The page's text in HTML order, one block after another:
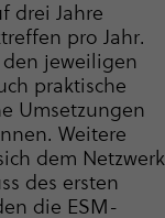
drei Jahre
pro Jahr.
den jeweiligen
praktische
Umsetzungen
Weitere
dem Netzwerk
des ersten
die ESM-